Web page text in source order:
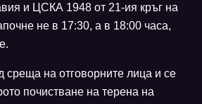
и ЦСКА 1948 от 21-ия кръг на
не в 17:30, а в 18:00 часа,
среща на отговорните лица и се
почистване на терена на